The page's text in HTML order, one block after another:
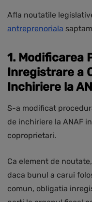
Afla noutatile
antreprenoriala
1. Modificarea
Inregistrare a
Inchiriere la
S-a modificat
de inchiriere la ANAF
coproprietari.
Ca element de
daca bunul a carui
comun, obligatia